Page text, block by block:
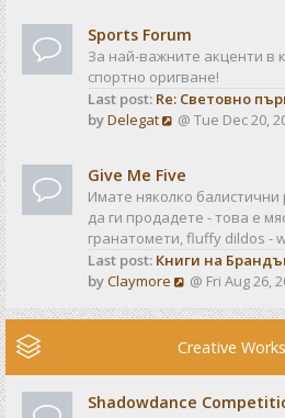
t
e
s
t
p
o
t
w
t
h
e
l
t
e
s
t
p
o
s
t
Sports Forum
За най-важните акценти в
спортно оригване!
Last post: Re: Световно
byDelegat
V
w
t
h
e
l
a
t
s
o
@ Tue Dec 20,
Give Me Five
Имате няколко балистични
да ги продадете - това е
гранатомети, fluffy dildos -
Last post: Книги на
byClaymore
V
e
w
e
@ Fri Aug 26,
Creative
Shadowdance